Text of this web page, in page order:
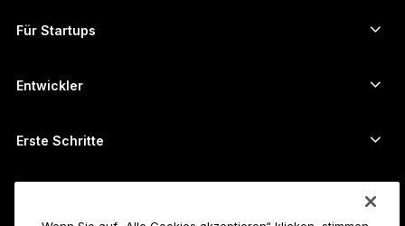
Bündel
Alle Produkte
Monero-Wallet
Alle Vermögenswerte ansehen
Kryptos umtauschen
Für Startups
Entwickler
Erste Schritte
So kauft man Bitcoin
Unterstützung